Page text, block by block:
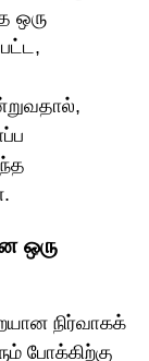
ஒரு
ஒரு
நிர்வாகக்
போக்கிற்கு